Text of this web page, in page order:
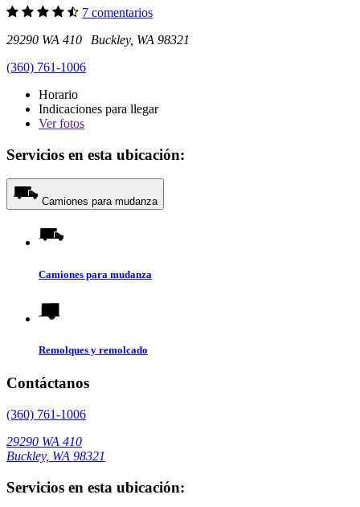
7 comentarios
29290 WA 410 Buckley, WA 98321
(360) 761-1006
Horario
Indicaciones para llegar
Verfotos
Servicios en esta ubicación:
Camiones para mudanza
Camiones para mudanza
Remolques y remolcado
Contáctanos
(360) 761-1006
29290 WA 410
Buckley, WA 98321
Servicios en esta ubicación: